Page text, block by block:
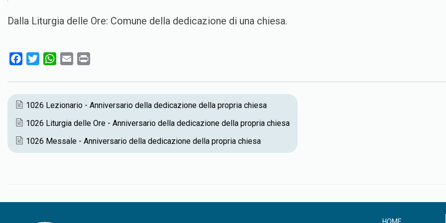
Dalla Liturgia delle Ore: Comune della dedicazione di una chiesa.
c
e
b
o
o
i
t
t
e
r
W
a
t
s
A
a
i
l
i
n
t
1026 Lezionario - Anniversario della dedicazione della propria chiesa
1026 Liturgia delle Ore - Anniversario della dedicazione della propria chiesa
1026 Messale - Anniversario della dedicazione della propria chiesa
HOME